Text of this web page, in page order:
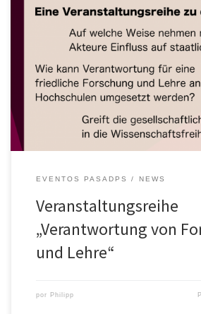
Wissenschaftliche Forschung und politisch/
stehen in einem gesellschaftlichen
deshalb einer ethischen Rechtfertigung.
Verantwortlichkeit in der Forschung gestärkt
Förderung von Frieden und einer
Zukunft stehen dabei im Mittelpunkt […]
EVENTOS PASADPS NEWS
Veranstaltungsreihe
„Verantwortung von
und Lehre“
por Philipp